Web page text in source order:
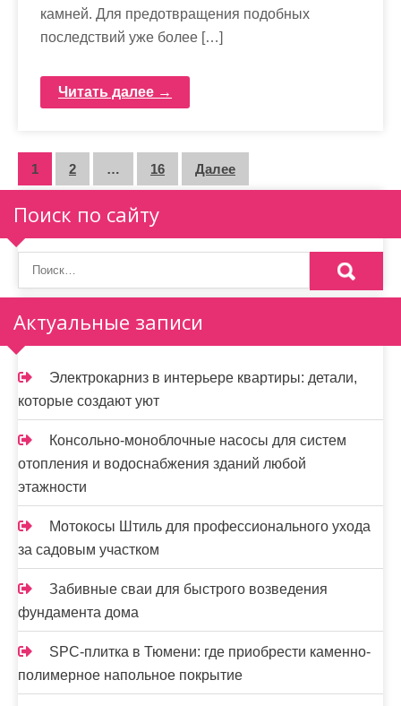
камней. Для предотвращения подобных
последствий уже более […]
Читать далее →
П
а
г
и
н
а
ц
и
я
з
а
п
и
с
е
й
1 2 … 16 Далее
Поиск по сайту
Актуальные записи
Электрокарниз в интерьере квартиры: детали,
которые создают уют
Консольно-моноблочные насосы для систем
отопления и водоснабжения зданий любой
этажности
Мотокосы Штиль для профессионального ухода
за садовым участком
Забивные сваи для быстрого возведения
фундамента дома
SPC-плитка в Тюмени: где приобрести каменно-
полимерное напольное покрытие